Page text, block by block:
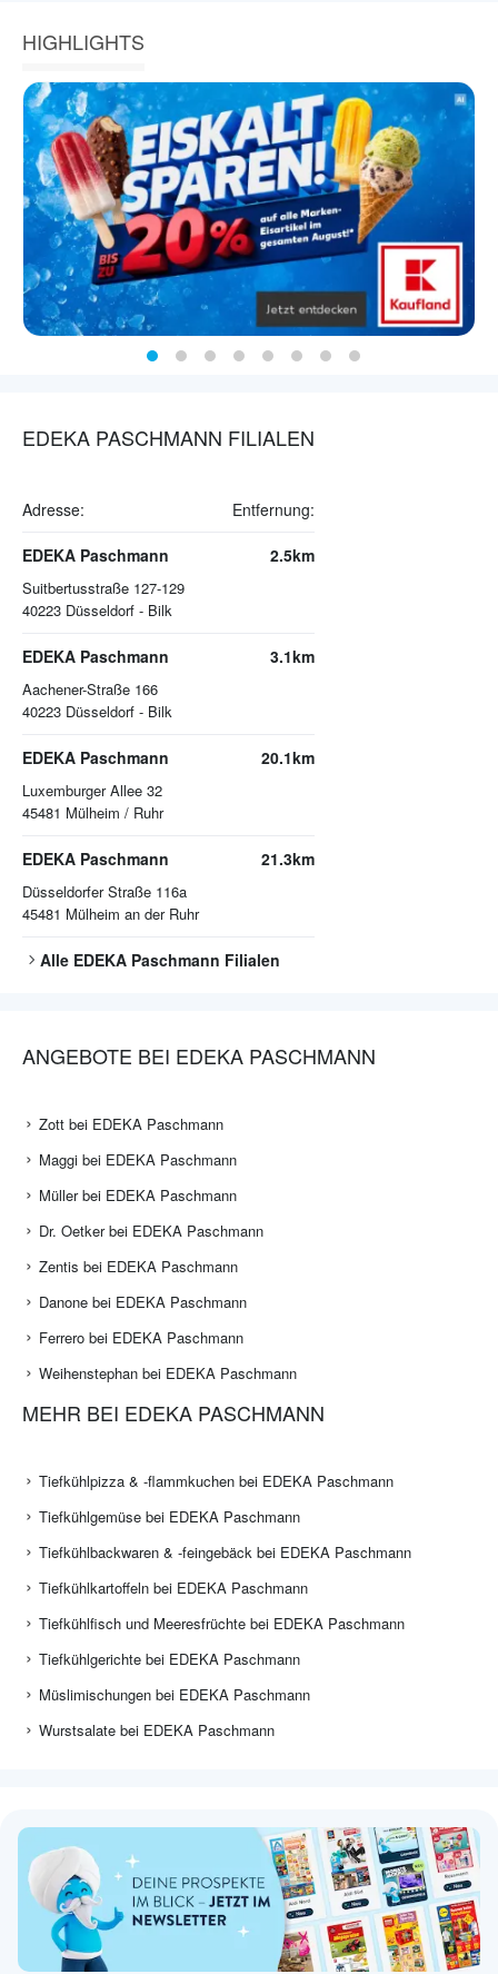
HIGHLIGHTS
EDEKA PASCHMANN FILIALEN
Adresse: Entfernung:
EDEKA Paschmann
Suitbertusstraße 127-129
40223 Düsseldorf - Bilk
2.5km
EDEKA Paschmann
Aachener-Straße 166
40223 Düsseldorf - Bilk
3.1km
EDEKA Paschmann
Luxemburger Allee 32
45481 Mülheim / Ruhr
20.1km
EDEKA Paschmann
Düsseldorfer Straße 116a
45481 Mülheim an der Ruhr
21.3km
Alle EDEKA Paschmann Filialen
ANGEBOTE BEI EDEKA PASCHMANN
Zott bei EDEKA Paschmann
Maggi bei EDEKA Paschmann
Müller bei EDEKA Paschmann
Dr. Oetker bei EDEKA Paschmann
Zentis bei EDEKA Paschmann
Danone bei EDEKA Paschmann
Ferrero bei EDEKA Paschmann
Weihenstephan bei EDEKA Paschmann
MEHR BEI EDEKA PASCHMANN
Tiefkühlpizza & -flammkuchen bei EDEKA Paschmann
Tiefkühlgemüse bei EDEKA Paschmann
Tiefkühlbackwaren & -feingebäck bei EDEKA Paschmann
Tiefkühlkartoffeln bei EDEKA Paschmann
Tiefkühlfisch und Meeresfrüchte bei EDEKA Paschmann
Tiefkühlgerichte bei EDEKA Paschmann
Müslimischungen bei EDEKA Paschmann
Wurstsalate bei EDEKA Paschmann